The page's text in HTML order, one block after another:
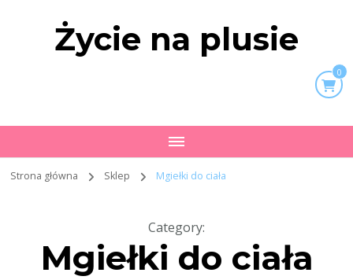
Życie na plusie
0
Strona główna Sklep Mgiełki do ciała
Category:
Mgiełki do ciała